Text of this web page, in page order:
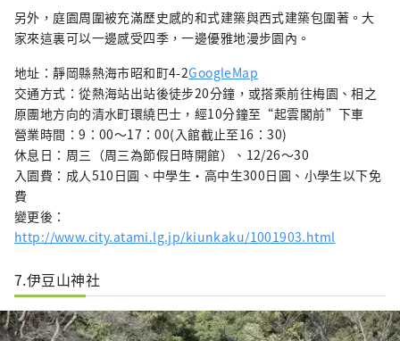
另外，庭園周圍被充滿歷史感的和式建築與西式建築包圍著。大
家來這裏可以一邊感受四季，一邊優雅地漫步園內。
地址：靜岡縣熱海市昭和町4-2GoogleMap
交通方式：從熱海站出站後徒步20分鐘，或搭乘前往梅園、相之
原團地方向的清水町環繞巴士，經10分鐘至“起雲閣前”下車
營業時間：9：00〜17：00(入館截止至16：30)
休息日：周三（周三為節假日時開館）、12/26～30
入園費：成人510日圓、中學生・高中生300日圓、小學生以下免
費
變更後：
http://www.city.atami.lg.jp/kiunkaku/1001903.html
7.伊豆山神社